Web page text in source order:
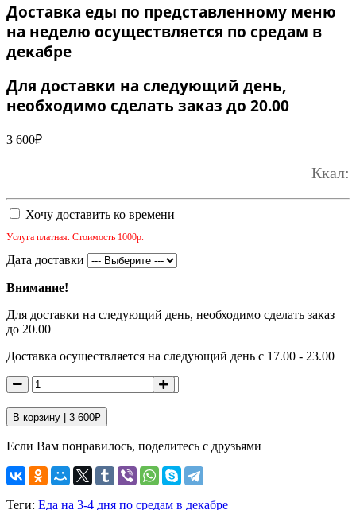
Доставка еды по представленному меню
на неделю осуществляется по средам в
декабре
Для доставки на следующий день,
необходимо сделать заказ до 20.00
3 600₽
Ккал:
Хочу доставить ко времени
Услуга платная. Стоимость 1000р.
Дата доставки
Внимание!
Для доставки на следующий день, необходимо сделать заказ
до 20.00
Доставка осуществляется на следующий день с 17.00 - 23.00
В корзину | 3 600₽
Если Вам понравилось, поделитесь с друзьями
Теги: Еда на 3-4 дня по средам в декабре